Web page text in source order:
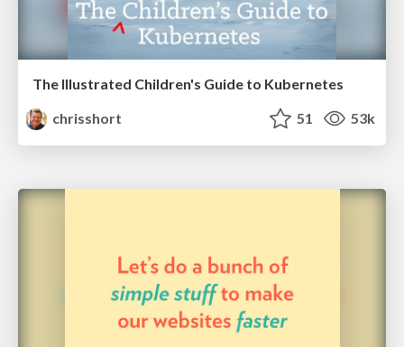
The Illustrated Children's Guide to Kubernetes
chrisshort
51 53k